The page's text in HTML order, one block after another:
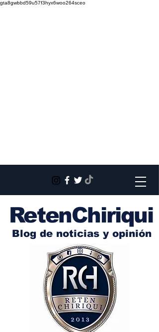
gta8gwbbd59u57f3hyx6woo264sceo
RetenChiriqui
Blog de noticias y opinión